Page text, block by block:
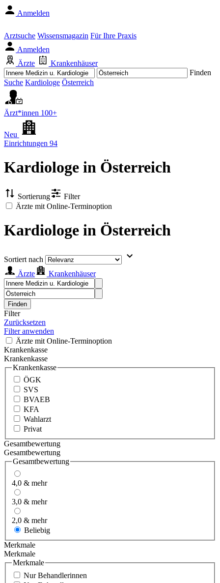
Anmelden
Arztsuche Wissensmagazin Für Ihre Praxis
Anmelden
Ärzte
Krankenhäuser
Finden
Suche Kardiologe Österreich
Ärzt*innen 100+
Neu
Einrichtungen 94
Kardiologe in Österreich
Sortierung
Filter
Ärzte mit Online-Terminoption
Kardiologe in Österreich
Sortiert nach
Ärzte
Krankenhäuser
Finden
Filter
Zurücksetzen
Filter anwenden
Ärzte mit Online-Terminoption
Krankenkasse
Krankenkasse
Krankenkasse
ÖGK
SVS
BVAEB
KFA
Wahlarzt
Privat
Gesamtbewertung
Gesamtbewertung
Gesamtbewertung
4,0 & mehr
3,0 & mehr
2,0 & mehr
Beliebig
Merkmale
Merkmale
Merkmale
Nur Behandlerinnen